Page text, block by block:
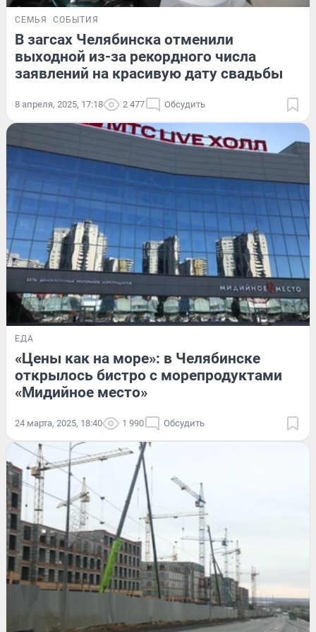
СЕМЬЯ СОБЫТИЯ
В загсах Челябинска отменили
выходной из-за рекордного числа
заявлений на красивую дату свадьбы
8 апреля, 2025, 17:18 2 477 Обсудить
ЕДА
«Цены как на море»: в Челябинске
открылось бистро с морепродуктами
«Мидийное место»
24 марта, 2025, 18:40 1 990 Обсудить